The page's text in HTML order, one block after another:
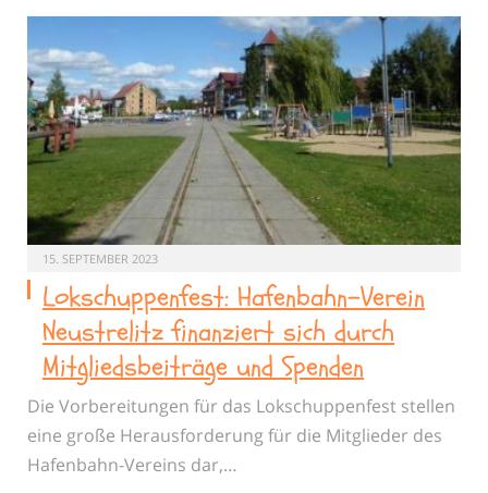
15. SEPTEMBER 2023
Lokschuppenfest: Hafenbahn-Verein
Neustrelitz finanziert sich durch
Mitgliedsbeiträge und Spenden
Die Vorbereitungen für das Lokschuppenfest stellen
eine große Herausforderung für die Mitglieder des
Hafenbahn-Vereins dar,…